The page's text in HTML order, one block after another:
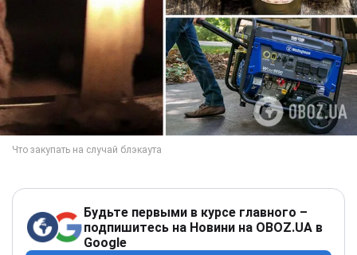
Будьте первыми в курсе главного –
подпишитесь на Новини на OBOZ.UA в
Google